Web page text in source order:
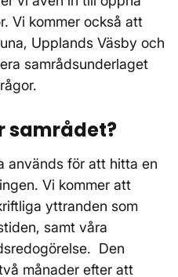
Vi kommer också att
Upplands Väsby och
samrådsunderlaget
samrådet?
används för att hitta en
Vi kommer att
yttranden som
samt våra
Den
månader efter att